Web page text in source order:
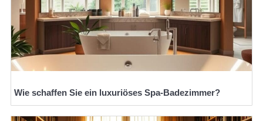
Wie schaffen Sie ein luxuriöses Spa-Badezimmer?